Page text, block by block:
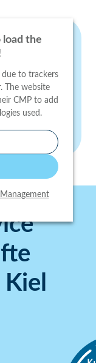
the
to trackers
The website
CMP to add
used.